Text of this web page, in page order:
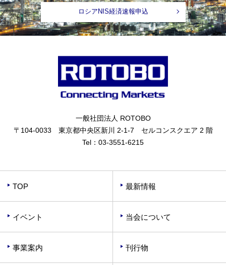
ロシアNIS経済速報申込
一般社団法人 ROTOBO
〒104-0033 東京都中央区新川 2-1-7 セルコンスクエア 2 階
Tel： 03-3551-6215
TOP 最新情報
イベント 当会について
事業案内 刊行物